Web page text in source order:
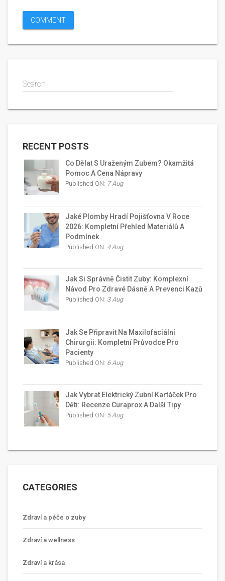
Search
RECENT POSTS
Co Dělat S Uraženým Zubem? Okamžitá
Pomoc A Cena Nápravy
Published ON: 7 Aug
Jaké Plomby Hradí Pojišťovna V Roce
2026: Kompletní Přehled Materiálů A
Podmínek
Published ON: 4 Aug
Jak Si Správně Čistit Zuby: Komplexní
Návod Pro Zdravé Dásně A Prevenci Kazů
Published ON: 3 Aug
Jak Se Připravit Na Maxilofaciální
Chirurgii: Kompletní Průvodce Pro
Pacienty
Published ON: 6 Aug
Jak Vybrat Elektrický Zubní Kartáček Pro
Děti: Recenze Curaprox A Další Tipy
Published ON: 5 Aug
CATEGORIES
Zdraví a péče o zuby
Zdraví a wellness
Zdraví a krása